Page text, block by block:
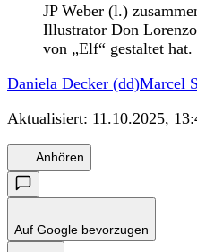
JP Weber (l.)
Illustrator Don
von „Elf“ gestaltet hat.
Daniela Decker (dd)Marcel
Aktualisiert: 11.10.2025,
Anhören
Auf Google bevorzugen